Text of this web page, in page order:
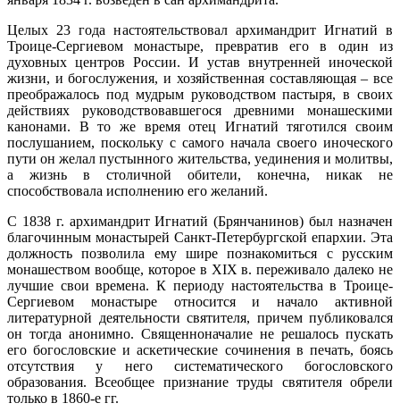
Целых 23 года настоятельствовал архимандрит Игнатий в
Троице-Сергиевом монастыре, превратив его в один из
духовных центров России. И устав внутренней иноческой
жизни, и богослужения, и хозяйственная составляющая – все
преображалось под мудрым руководством пастыря, в своих
действиях руководствовавшегося древними монашескими
канонами. В то же время отец Игнатий тяготился своим
послушанием, поскольку с самого начала своего иноческого
пути он желал пустынного жительства, уединения и молитвы,
а жизнь в столичной обители, конечна, никак не
способствовала исполнению его желаний.
С 1838 г. архимандрит Игнатий (Брянчанинов) был назначен
благочинным монастырей Санкт-Петербургской епархии. Эта
должность позволила ему шире познакомиться с русским
монашеством вообще, которое в XIX в. переживало далеко не
лучшие свои времена. К периоду настоятельства в Троице-
Сергиевом монастыре относится и начало активной
литературной деятельности святителя, причем публиковался
он тогда анонимно. Священноначалие не решалось пускать
его богословские и аскетические сочинения в печать, боясь
отсутствия у него систематического богословского
образования. Всеобщее признание труды святителя обрели
только в 1860-е гг.